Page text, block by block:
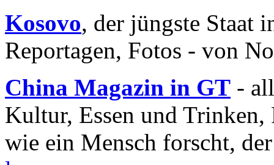
Kosovo, der jüngste Staat
Reportagen, Fotos - von
China Magazin in GT -
Kultur, Essen und
wie ein Mensch forscht,